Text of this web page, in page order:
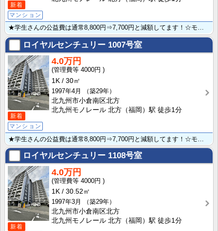
新着
マンション
ロイヤルセンチュリー 1007号室
新着
マンション
4.0万円
4000円
1K
30㎡
1997年4月
（築29年）
北九州市小倉南区北方
北九州モノレール 北方（福岡）駅 徒歩1分
ロイヤルセンチュリー 1108号室
新着
4.0万円
4000円
1K
30.52㎡
1997年3月
（築29年）
北九州市小倉南区北方
北九州モノレール 北方（福岡）駅 徒歩1分